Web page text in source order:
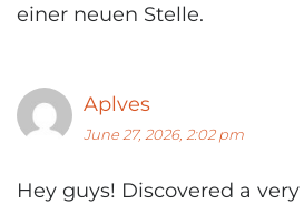
einer neuen Stelle.
Aplves
June 27, 2026, 2:02 pm
Hey guys! Discovered a